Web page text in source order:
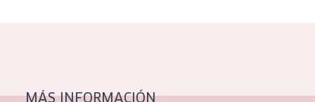
Piel menopáusica
MÁS INFORMACIÓN